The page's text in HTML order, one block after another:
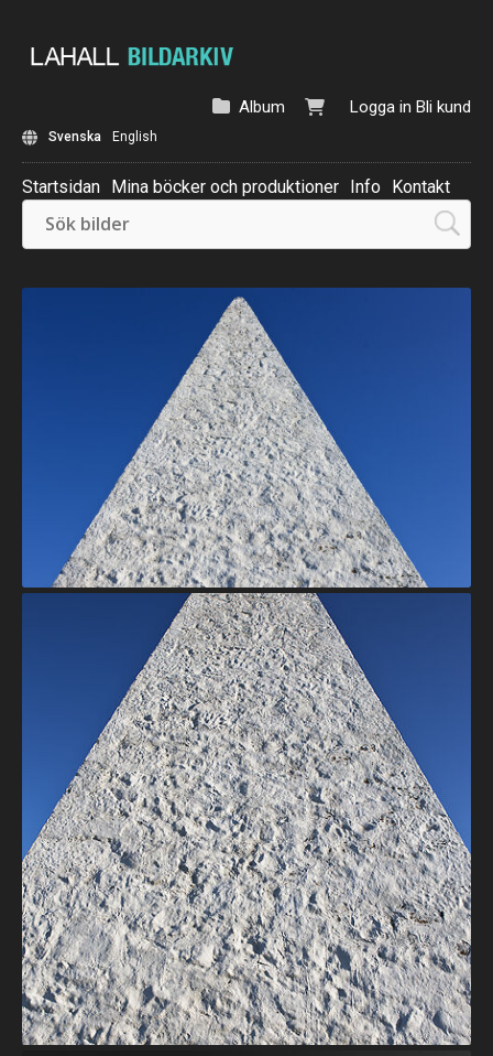
Logga in Bli kund
Album
Svenska English
Startsidan Mina böcker och produktioner Info Kontakt
Beställ: Kalender 2025